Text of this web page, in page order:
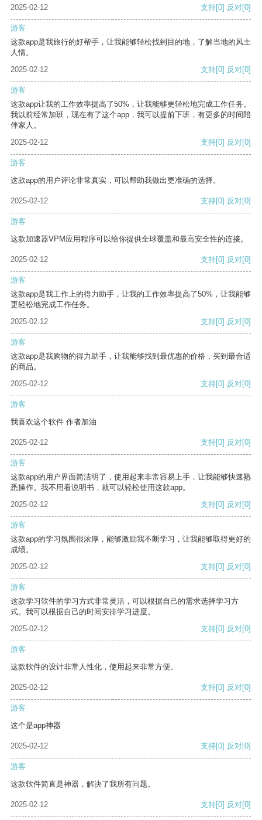
2025-02-12 支持[0] 反对[0]
游客
这款app是我旅行的好帮手，让我能够轻松找到目的地，了解当地的风土
人情。
2025-02-12
支持[0] 反对[0]
游客
这款app让我的工作效率提高了50%，让我能够更轻松地完成工作任务。
我以前经常加班，现在有了这个app，我可以提前下班，有更多的时间陪
伴家人。
2025-02-12
支持[0] 反对[0]
游客
这款app的用户评论非常真实，可以帮助我做出更准确的选择。
2025-02-12 支持[0] 反对[0]
游客
这款加速器VPM应用程序可以给你提供全球覆盖和最高安全性的连接。
2025-02-12 支持[0] 反对[0]
游客
这款app是我工作上的得力助手，让我的工作效率提高了50%，让我能够
更轻松地完成工作任务。
2025-02-12
支持[0] 反对[0]
游客
这款app是我购物的得力助手，让我能够找到最优惠的价格，买到最合适
的商品。
2025-02-12
支持[0] 反对[0]
游客
我喜欢这个软件 作者加油
2025-02-12 支持[0] 反对[0]
游客
这款app的用户界面简洁明了，使用起来非常容易上手，让我能够快速熟
悉操作。我不用看说明书，就可以轻松使用这款app。
2025-02-12
支持[0] 反对[0]
游客
这款app的学习氛围很浓厚，能够激励我不断学习，让我能够取得更好的
成绩。
2025-02-12
支持[0] 反对[0]
游客
这款学习软件的学习方式非常灵活，可以根据自己的需求选择学习方
式。我可以根据自己的时间安排学习进度。
2025-02-12
支持[0] 反对[0]
游客
这款软件的设计非常人性化，使用起来非常方便。
2025-02-12 支持[0] 反对[0]
游客
这个是app神器
2025-02-12 支持[0] 反对[0]
游客
这款软件简直是神器，解决了我所有问题。
2025-02-12 支持[0] 反对[0]